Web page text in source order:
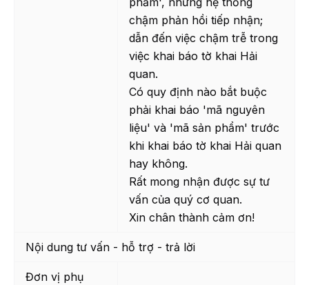
chậm phản hồi tiếp nhận;
dẫn đến việc chậm trễ trong
việc khai báo tờ khai Hải
quan.
Có quy định nào bắt buộc
phải khai báo 'mã nguyên
liệu' và 'mã sản phẩm' trước
khi khai báo tờ khai Hải quan
hay không.
Rất mong nhận được sự tư
vấn của quý cơ quan.
Xin chân thành cảm ơn!
Nội dung tư vấn - hỗ trợ - trả lời
Đơn vị phụ